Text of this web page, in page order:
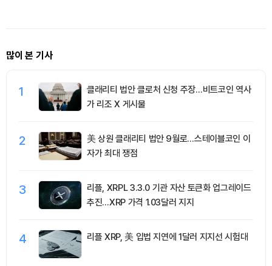
많이 본 기사
1
클래리티 법안 클로처 신청 주장…비트코인 역사
가 리조 X 게시물
2
美 상원 클래리티 법안 9월로…스테이블코인 이
자가 최대 쟁점
3
리플, XRPL 3.3.0 기관 자산 토큰화 업그레이드
추진…XRP 가격 1.03달러 지지
4 리플 XRP, 美 입법 지연에 1달러 지지선 시험대